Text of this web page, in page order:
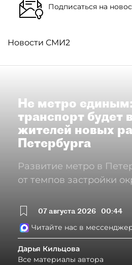
Подписаться на
Новости СМИ2
Не метро
транспорт будет
жителей новых
Петербурга
Развитие метро в
от темпов застройки
07 августа 2026 00:44
Читайте нас в
Дарья Кильцова
Все материалы автора